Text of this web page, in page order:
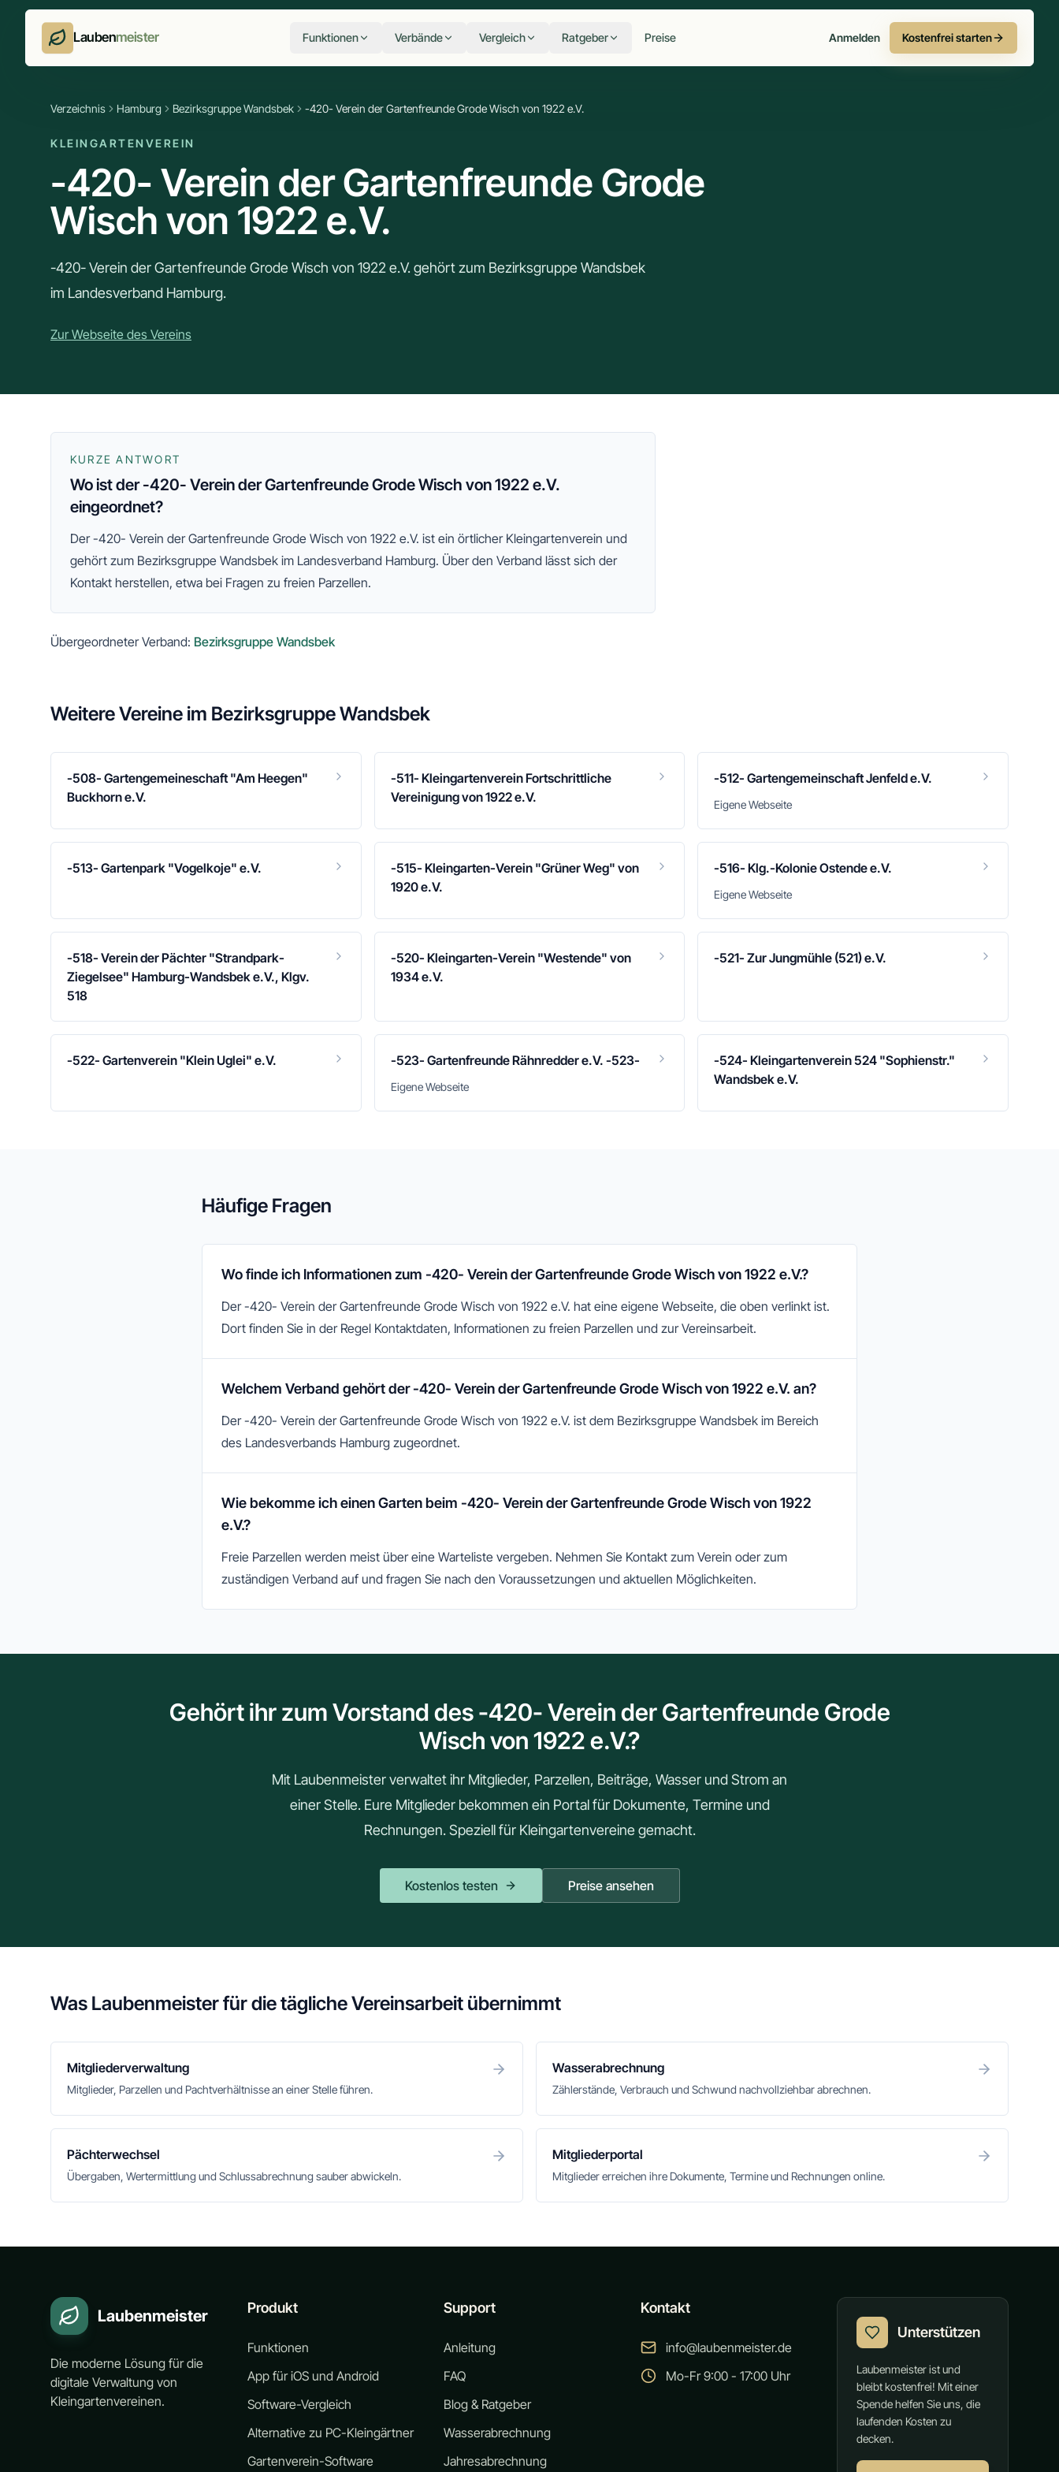
Laubenmeister Funktionen Verbände Vergleich Ratgeber Preise Anmelden Kostenfrei starten
Verzeichnis Hamburg Bezirksgruppe Wandsbek -420- Verein der Gartenfreunde Grode Wisch von 1922 e.V.
KLEINGARTENVEREIN
-420- Verein der Gartenfreunde Grode
Wisch von 1922 e.V.
-420- Verein der Gartenfreunde Grode Wisch von 1922 e.V. gehört zum Bezirksgruppe Wandsbek
im Landesverband Hamburg.
Zur Webseite des Vereins
KURZE ANTWORT
Wo ist der -420- Verein der Gartenfreunde Grode Wisch von 1922 e.V.
eingeordnet?
Der-420- Verein der Gartenfreunde Grode Wisch von 1922 e.V. ist ein örtlicher Kleingartenverein und
gehört zum Bezirksgruppe Wandsbek im Landesverband Hamburg. Über den Verband lässt sich der
Kontakt herstellen, etwa bei Fragen zu freien Parzellen.
Übergeordneter Verband: Bezirksgruppe Wandsbek
Weitere Vereine im Bezirksgruppe Wandsbek
-508- Gartengemeineschaft "Am Heegen"
Buckhorn e.V.
-511- Kleingartenverein Fortschrittliche
Vereinigung von 1922 e.V.
-512- Gartengemeinschaft Jenfeld e.V.
Eigene Webseite
-513- Gartenpark "Vogelkoje" e.V.
-515- Kleingarten-Verein "Grüner Weg" von
1920 e.V.
-516- Klg.-Kolonie Ostende e.V.
Eigene Webseite
-518- Verein der Pächter "Strandpark-
Ziegelsee" Hamburg-Wandsbek e.V., Klgv.
518
-520- Kleingarten-Verein "Westende" von
1934 e.V.
-521- Zur Jungmühle (521) e.V.
-522- Gartenverein "Klein Uglei" e.V. -523- Gartenfreunde Rähnredder e.V. -523-
Eigene Webseite
-524- Kleingartenverein 524 "Sophienstr."
Wandsbek e.V.
Häufige Fragen
Wo finde ich Informationen zum -420- Verein der Gartenfreunde Grode Wisch von 1922 e.V.?
Der -420- Verein der Gartenfreunde Grode Wisch von 1922 e.V. hat eine eigene Webseite, die oben verlinkt ist.
Dort finden Sie in der Regel Kontaktdaten, Informationen zu freien Parzellen und zur Vereinsarbeit.
Welchem Verband gehört der -420- Verein der Gartenfreunde Grode Wisch von 1922 e.V. an?
Der -420- Verein der Gartenfreunde Grode Wisch von 1922 e.V. ist dem Bezirksgruppe Wandsbek im Bereich
des Landesverbands Hamburg zugeordnet.
Wie bekomme ich einen Garten beim -420- Verein der Gartenfreunde Grode Wisch von 1922
e.V.?
Freie Parzellen werden meist über eine Warteliste vergeben. Nehmen Sie Kontakt zum Verein oder zum
zuständigen Verband auf und fragen Sie nach den Voraussetzungen und aktuellen Möglichkeiten.
Gehört ihr zum Vorstand des -420- Verein der Gartenfreunde Grode
Wisch von 1922 e.V.?
Mit Laubenmeister verwaltet ihr Mitglieder, Parzellen, Beiträge, Wasser und Strom an
einer Stelle. Eure Mitglieder bekommen ein Portal für Dokumente, Termine und
Rechnungen. Speziell für Kleingartenvereine gemacht.
Kostenlos testen Preise ansehen
Was Laubenmeister für die tägliche Vereinsarbeit übernimmt
Mitgliederverwaltung
Mitglieder, Parzellen und Pachtverhältnisse an einer Stelle führen.
Wasserabrechnung
Zählerstände, Verbrauch und Schwund nachvollziehbar abrechnen.
Pächterwechsel
Übergaben, Wertermittlung und Schlussabrechnung sauber abwickeln.
Mitgliederportal
Mitglieder erreichen ihre Dokumente, Termine und Rechnungen online.
Laubenmeister
Die moderne Lösung für die
digitale Verwaltung von
Kleingartenvereinen.
Produkt
Funktionen
App für iOS und Android
Software-Vergleich
Alternative zu PC-Kleingärtner
Gartenverein-Software
Support
Anleitung
FAQ
Blog & Ratgeber
Wasserabrechnung
Jahresabrechnung
Kontakt
info@laubenmeister.de
Mo-Fr 9:00 - 17:00 Uhr
Unterstützen
Laubenmeister ist und
bleibt kostenfrei! Mit einer
Spende helfen Sie uns, die
laufenden Kosten zu
decken.